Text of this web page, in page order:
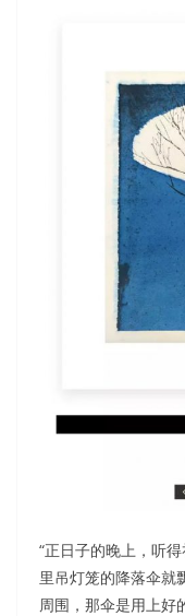
“正日子的晚上，听
里吊灯笼的降落伞就
周围，那伞是用上好